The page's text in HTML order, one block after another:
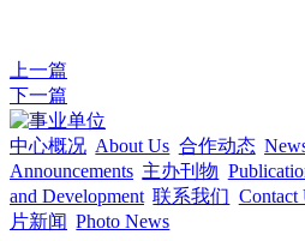
上一篇
下一篇
中心概况 About Us 合作动态
Announcements 主办刊物
and Development 联系我们 Contact
片新闻 Photo News